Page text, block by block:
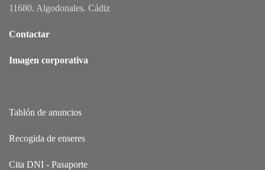
11680. Algodonales. Cádiz
Contactar
Imagen corporativa
Tablón de anuncios
Recogida de enseres
Cita DNI - Pasaporte